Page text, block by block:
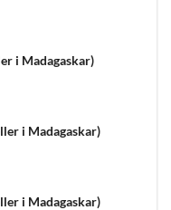
i Madagaskar)
i Madagaskar)
i Madagaskar)